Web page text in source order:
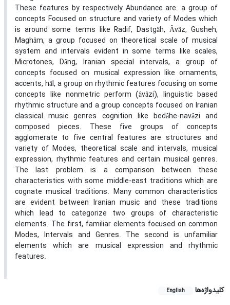
These features by respectively Abundance are: a group of
concepts Focused on structure and variety of Modes which
is around some terms like Radif, Dastgâh, Âvâz, Gusheh,
Maghâm, a group focused on theoretical scale of musical
system and intervals evident in some terms like scales,
Microtones, Dâng, Iranian special intervals, a group of
concepts focused on musical expression like ornaments,
accents, hâl, a group on rhythmic features focusing on some
concepts like nonmetric perform (âvâzi), linguistic based
rhythmic structure and a group concepts focused on Iranian
classical music genres cognition like bedâhe-navâzi and
composed pieces. These five groups of concepts
agglomerate to five central features are structures and
variety of Modes, theoretical scale and intervals, musical
expression, rhythmic features and certain musical genres.
The last problem is a comparison between these
characteristics with some middle-east traditions which are
cognate musical traditions. Many common characteristics
are evident between Iranian music and these traditions
which lead to categorize two groups of characteristic
elements. The first, familiar elements focused on common
Modes, Intervals and Genres. The second is unfamiliar
elements which are musical expression and rhythmic
features.
کلیدواژه‌ها English